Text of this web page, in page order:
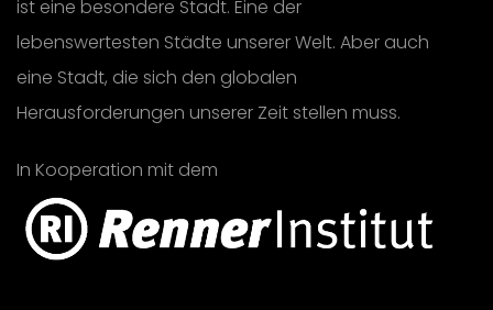
ist eine besondere Stadt. Eine der
lebenswertesten Städte unserer Welt. Aber auch
eine Stadt, die sich den globalen
Herausforderungen unserer Zeit stellen muss.
In Kooperation mit dem